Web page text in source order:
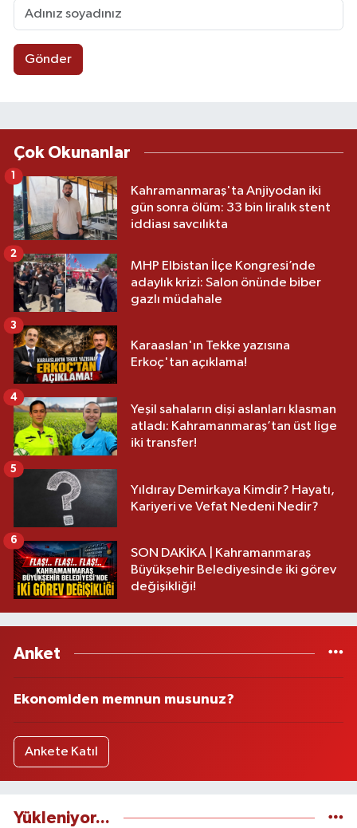
Gönder
Çok Okunanlar
Kahramanmaraş'ta Anjiyodan iki
gün sonra ölüm: 33 bin liralık stent
iddiası savcılıkta
MHP Elbistan İlçe Kongresi’nde
adaylık krizi: Salon önünde biber
gazlı müdahale
2
Karaaslan'ın Tekke yazısına
Erkoç'tan açıklama!
3
Yeşil sahaların dişi aslanları klasman
atladı: Kahramanmaraş’tan üst lige
iki transfer!
4
Yıldıray Demirkaya Kimdir? Hayatı,
Kariyeri ve Vefat Nedeni Nedir?
5
SON DAKİKA | Kahramanmaraş
Büyükşehir Belediyesinde iki görev
değişikliği!
6
Anket
Ekonomiden memnun musunuz?
Ankete Katıl
Yükleniyor...